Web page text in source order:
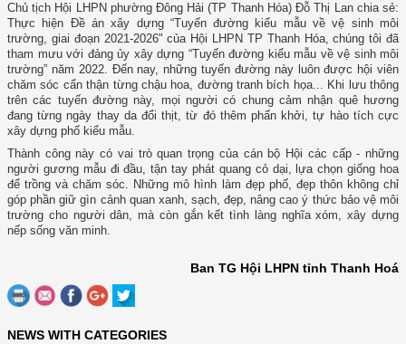
Chủ tịch Hội LHPN phường Đông Hải (TP Thanh Hóa) Đỗ Thị Lan chia sẻ:
Thực hiện Đề án xây dựng “Tuyến đường kiểu mẫu về vệ sinh môi
trường, giai đoạn 2021-2026" của Hội LHPN TP Thanh Hóa, chúng tôi đã
tham mưu với đảng ủy xây dựng “Tuyến đường kiểu mẫu về vệ sinh môi
trường” năm 2022. Đến nay, những tuyến đường này luôn được hội viên
chăm sóc cẩn thận từng chậu hoa, đường tranh bích họa... Khi lưu thông
trên các tuyến đường này, mọi người có chung cảm nhận quê hương
đang từng ngày thay da đổi thịt, từ đó thêm phấn khởi, tự hào tích cực
xây dựng phố kiểu mẫu.
Thành công này có vai trò quan trọng của cán bộ Hội các cấp - những
người gương mẫu đi đầu, tận tay phát quang cỏ dại, lựa chọn giống hoa
để trồng và chăm sóc. Những mô hình làm đẹp phố, đẹp thôn không chỉ
góp phần giữ gìn cảnh quan xanh, sạch, đẹp, nâng cao ý thức bảo vệ môi
trường cho người dân, mà còn gắn kết tình làng nghĩa xóm, xây dựng
nếp sống văn minh.
Ban TG Hội LHPN tỉnh Thanh Hoá
NEWS WITH CATEGORIES